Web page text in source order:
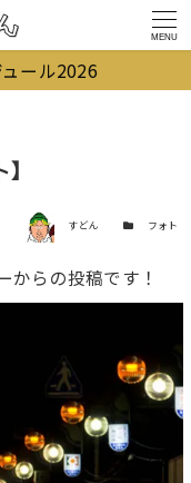
MENU
ール2026
著者 すどん カテゴリー
フォト
からの投稿です！